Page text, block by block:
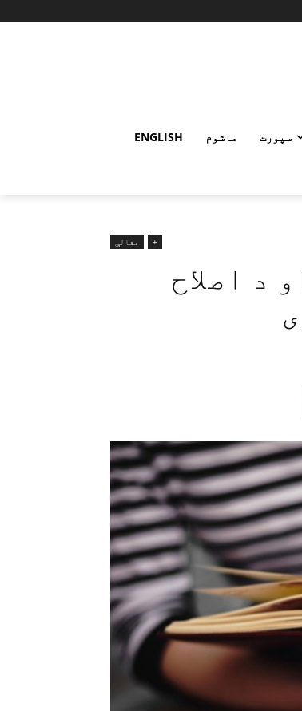
سپورت ماشوم ENGLISH
+ مقالې
د اصلاح